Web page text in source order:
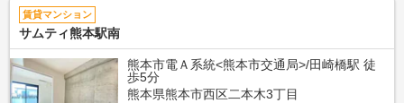
賃貸マンション
サムティ熊本駅南
熊本市電Ａ系統<熊本市交通局>/田崎橋駅 徒
歩5分
熊本県熊本市西区二本木3丁目